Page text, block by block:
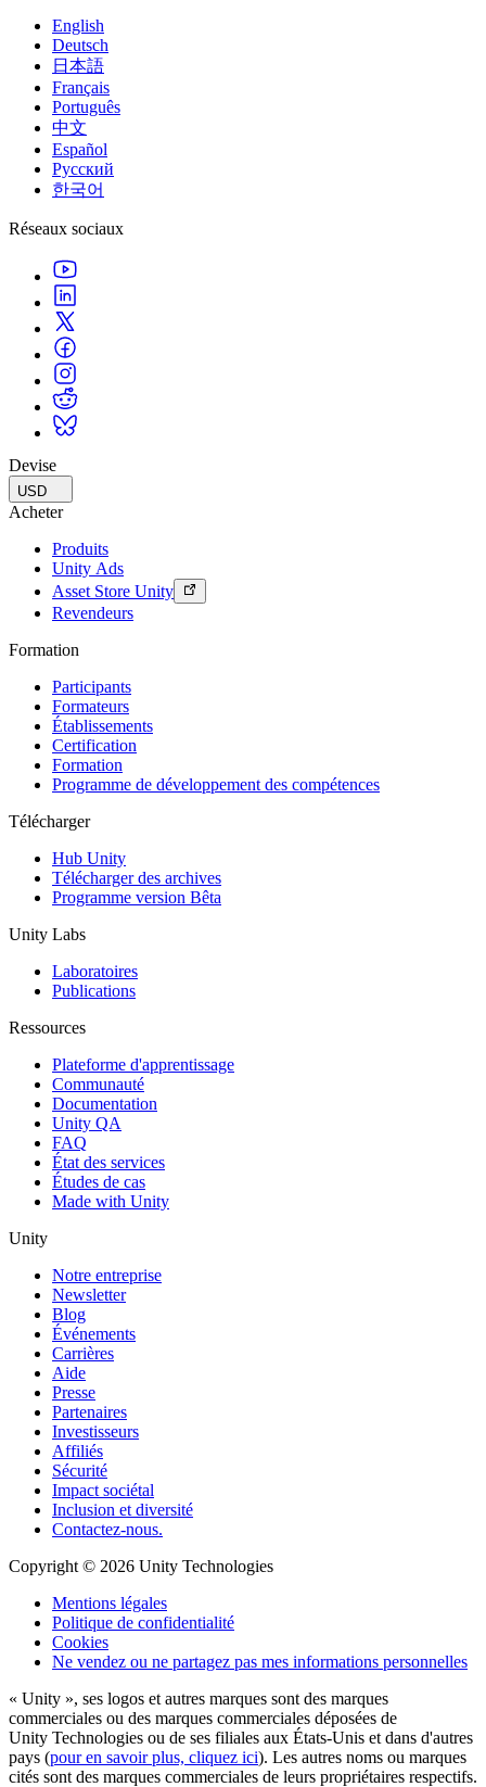
English
Deutsch
日本語
Français
Português
中文
Español
Русский
한국어
Réseaux sociaux
Devise
USD
Acheter
Produits
Unity Ads
Asset Store Unity
Revendeurs
Formation
Participants
Formateurs
Établissements
Certification
Formation
Programme de développement des compétences
Télécharger
Hub Unity
Télécharger des archives
Programme version Bêta
Unity Labs
Laboratoires
Publications
Ressources
Plateforme d'apprentissage
Communauté
Documentation
Unity QA
FAQ
État des services
Études de cas
Made with Unity
Unity
Notre entreprise
Newsletter
Blog
Événements
Carrières
Aide
Presse
Partenaires
Investisseurs
Affiliés
Sécurité
Impact sociétal
Inclusion et diversité
Contactez-nous.
Copyright © 2026 Unity Technologies
Mentions légales
Politique de confidentialité
Cookies
Ne vendez ou ne partagez pas mes informations personnelles
« Unity », ses logos et autres marques sont des marques
commerciales ou des marques commerciales déposées de
Unity Technologies ou de ses filiales aux États-Unis et dans d'autres
pays (pour en savoir plus, cliquez ici). Les autres noms ou marques
cités sont des marques commerciales de leurs propriétaires respectifs.